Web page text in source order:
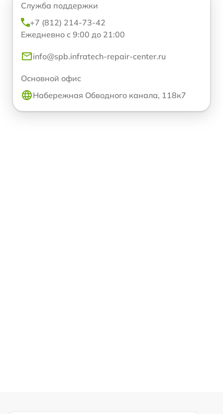
Служба поддержки
+7 (812) 214-73-42
Ежедневно с 9:00 до 21:00
info@spb.infratech-repair-center.ru
Основной офис
Набережная Обводного канала, 118к7